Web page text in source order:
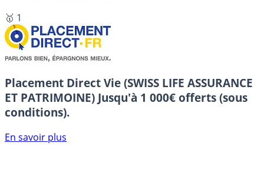
🥇 1
Placement Direct Vie (SWISS LIFE ASSURANCE
ET PATRIMOINE) Jusqu'à 1 000€ offerts (sous
conditions).
En savoir plus